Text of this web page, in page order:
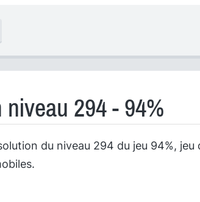
294 - 94%
du niveau 294 du jeu 94%,